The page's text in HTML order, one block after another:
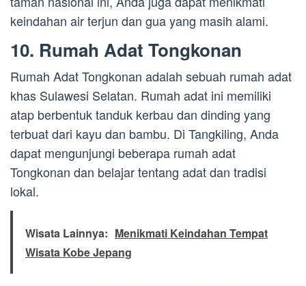
keindahan air terjun dan gua yang masih alami.
10. Rumah Adat Tongkonan
Rumah Adat Tongkonan adalah sebuah rumah adat
khas Sulawesi Selatan. Rumah adat ini memiliki
atap berbentuk tanduk kerbau dan dinding yang
terbuat dari kayu dan bambu. Di Tangkiling, Anda
dapat mengunjungi beberapa rumah adat
Tongkonan dan belajar tentang adat dan tradisi
lokal.
Wisata Lainnya: Menikmati Keindahan Tempat
Wisata Kobe Jepang